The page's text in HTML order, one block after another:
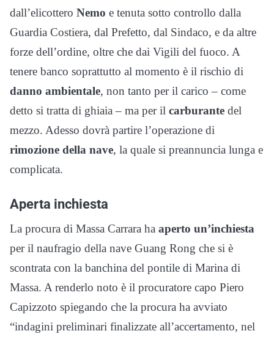
dall’elicottero Nemo e tenuta sotto controllo dalla
Guardia Costiera, dal Prefetto, dal Sindaco, e da altre
forze dell’ordine, oltre che dai Vigili del fuoco. A
tenere banco soprattutto al momento è il rischio di
danno ambientale, non tanto per il carico – come
detto si tratta di ghiaia – ma per il carburante del
mezzo. Adesso dovrà partire l’operazione di
rimozione della nave, la quale si preannuncia lunga e
complicata.
Aperta inchiesta
La procura di Massa Carrara ha aperto un’inchiesta
per il naufragio della nave Guang Rong che si è
scontrata con la banchina del pontile di Marina di
Massa. A renderlo noto è il procuratore capo Piero
Capizzoto spiegando che la procura ha avviato
“indagini preliminari finalizzate all’accertamento, nel